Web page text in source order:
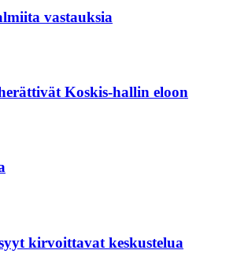
vastauksia
Koskis-hallin eloon
kirvoittavat keskustelua